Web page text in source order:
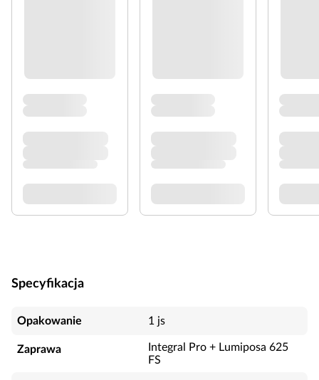
Specyfikacja
Opakowanie 1 js
Zaprawa
Integral Pro + Lumiposa 625
FS